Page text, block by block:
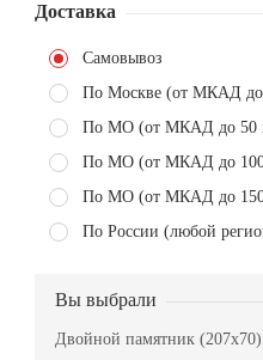
Доставка
Самовывоз
По Москве (от МКАД
По МО (от МКАД до 50
По МО (от МКАД до
По МО (от МКАД до
По России (любой
Вы выбрали
Двойной памятник (207x70)